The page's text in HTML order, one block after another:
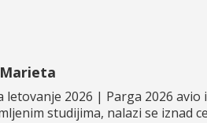
letovanje 2026 | Parga 2026
studijima, nalazi se iznad